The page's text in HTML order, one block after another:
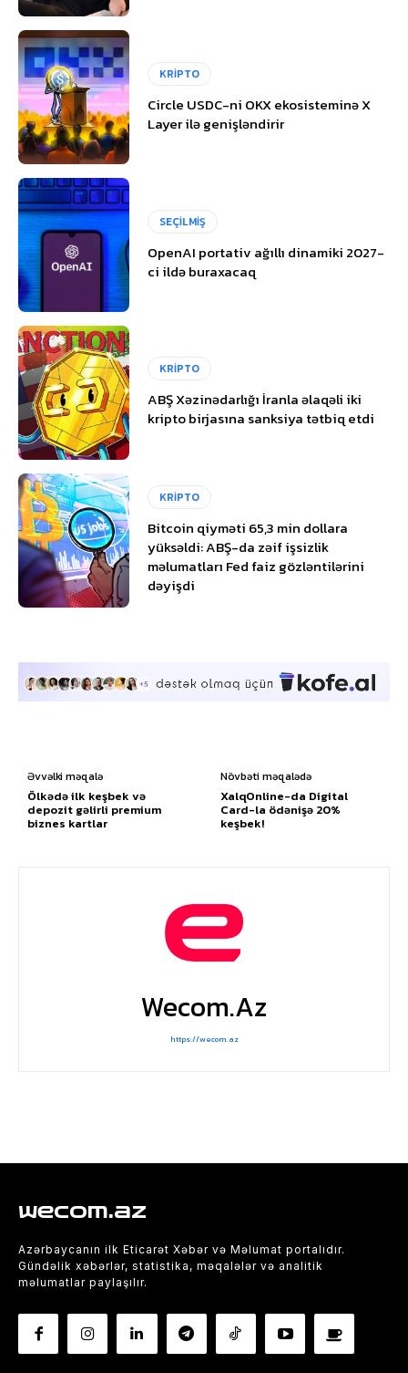
KRİPTO
Circle USDC-ni OKX ekosisteminə X
Layer ilə genişləndirir
SEÇİLMİŞ
OpenAI portativ ağıllı dinamiki 2027-
ci ildə buraxacaq
KRİPTO
ABŞ Xəzinədarlığı İranla əlaqəli iki
kripto birjasına sanksiya tətbiq etdi
KRİPTO
Bitcoin qiyməti 65,3 min dollara
yüksəldi: ABŞ-da zəif işsizlik
məlumatları Fed faiz gözləntilərini
dəyişdi
Əvvəlki məqalə
Ölkədə ilk keşbek və
depozit gəlirli premium
biznes kartlar
Növbəti məqalədə
XalqOnline-da Digital
Card-la ödənişə 20%
keşbek!
Wecom.az
https://wecom.az
wecom.az
Azərbaycanın ilk Eticarət Xəbər və Məlumat portalıdır.
Gündəlik xəbərlər, statistika, məqalələr və analitik
məlumatlar paylaşılır.